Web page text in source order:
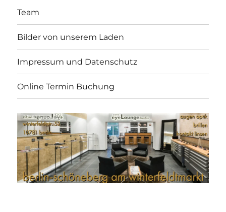
Team
Bilder von unserem Laden
Impressum und Datenschutz
Online Termin Buchung